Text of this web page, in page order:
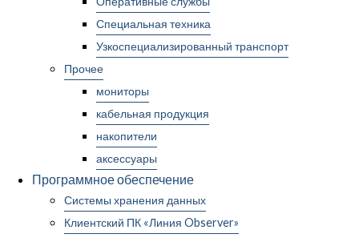
Специальная техника
Узкоспециализированный транспорт
Прочее
мониторы
кабельная продукция
накопители
аксессуары
Программное обеспечение
Системы хранения данных
Клиентский ПК «Линия Observer»